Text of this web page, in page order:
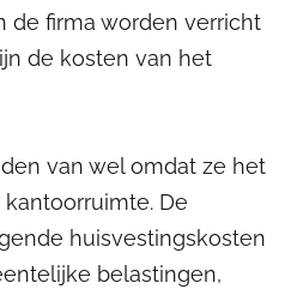
de firma worden verricht
de kosten van het
van wel omdat ze het
De
huisvestingskosten
belastingen,